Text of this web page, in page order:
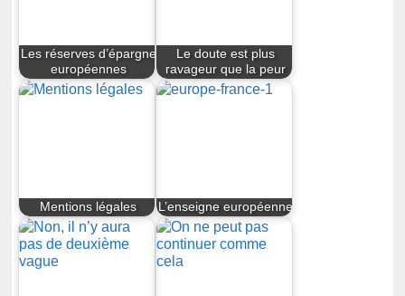
Les réserves d’épargne
européennes
Le doute est plus
ravageur que la peur
Mentions légales L’enseigne européenne